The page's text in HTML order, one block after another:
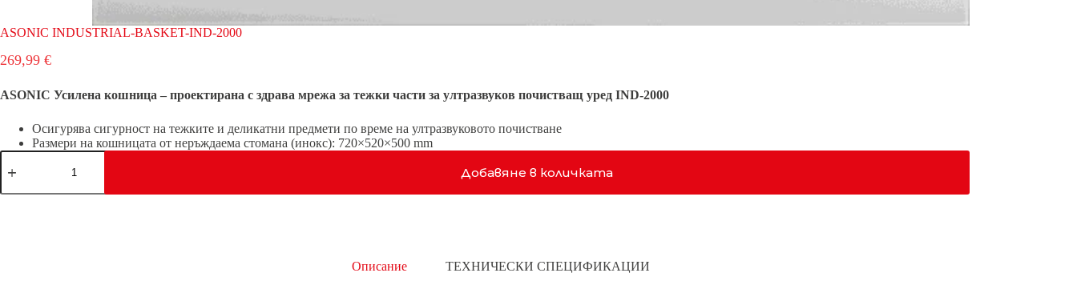
ASONIC INDUSTRIAL-BASKET-IND-2000
269,99 €
ASONIC Усилена кошница – проектирана с здрава мрежа за тежки части за ултразвуков почистващ уред IND-2000
Осигурява сигурност на тежките и деликатни предмети по време на ултразвуковото почистване
Размери на кошницата от неръждаема стомана (инокс): 720×520×500 mm
количество
за
INDUSTRIAL-
Добавяне в количката
Описание ТЕХНИЧЕСКИ СПЕЦИФИКАЦИИ